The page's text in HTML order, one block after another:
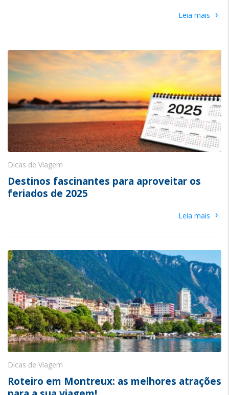
Leia mais ›
Dicas de Viagem
Destinos fascinantes para aproveitar os
feriados de 2025
Leia mais ›
Dicas de Viagem
Roteiro em Montreux: as melhores atrações